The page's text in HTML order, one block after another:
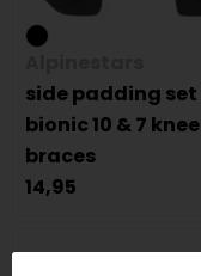
side padding set
bionic 10 & 7 knee
braces
14,95